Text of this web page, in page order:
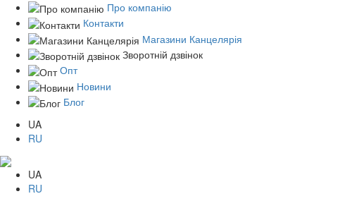
Про компанію
Контакти
Магазини Канцелярія
Зворотній дзвінок
Опт
Новини
Блог
UA
RU
UA
RU